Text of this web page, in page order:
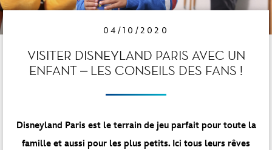
04/10/2020
VISITER DISNEYLAND PARIS AVEC UN
ENFANT – LES CONSEILS DES FANS !
Disneyland Paris est le terrain de jeu parfait pour toute la
famille et aussi pour les plus petits. Ici tous leurs rêves